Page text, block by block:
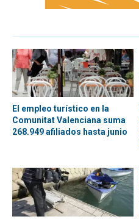
El empleo turístico en la
Comunitat Valenciana suma
268.949 afiliados hasta junio